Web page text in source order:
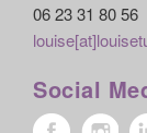
06 23 31 80 56
Social